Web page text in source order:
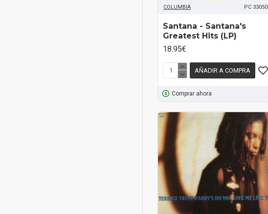
COLUMBIA PC 33050
Santana ‎- Santana's
Greatest Hits (LP)
18.95€
AÑADIR A COMPRA
Comprar ahora